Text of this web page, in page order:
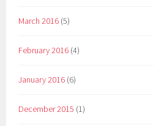
March 2016 (5)
February 2016 (4)
January 2016 (6)
December 2015 (1)